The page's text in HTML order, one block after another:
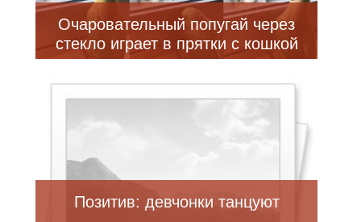
Очаровательный попугай через
стекло играет в прятки с кошкой
Позитив: девчонки танцуют